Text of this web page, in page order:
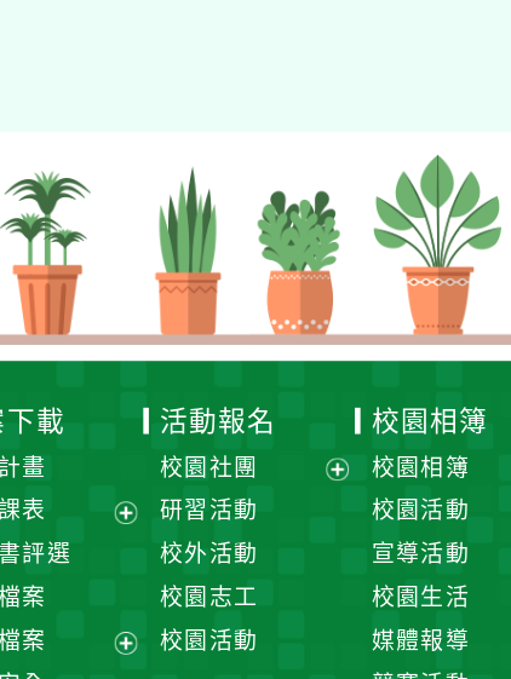
載
畫
表
單
評選
案
案
活動報名
校園社團
研習活動
校外活動
校園志工
校園活動
校園相簿
校園相簿
校園活動
宣導活動
校園生活
媒體報導